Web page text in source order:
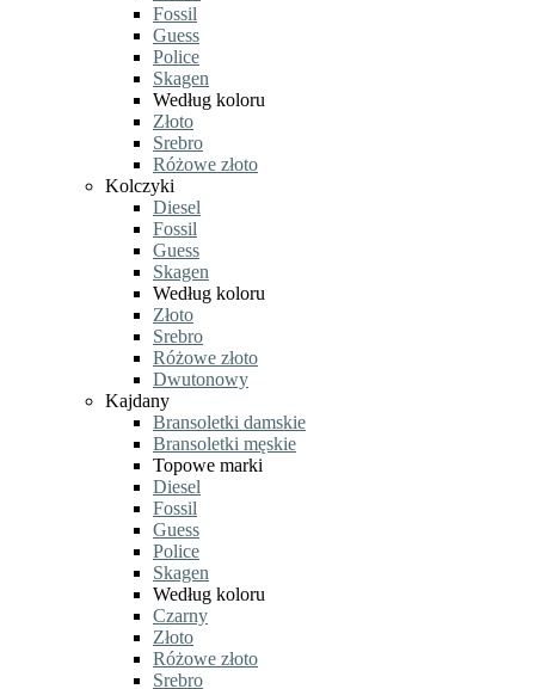
Fossil
Guess
Police
Skagen
Według koloru
Złoto
Srebro
Różowe złoto
Kolczyki
Diesel
Fossil
Guess
Skagen
Według koloru
Złoto
Srebro
Różowe złoto
Dwutonowy
Kajdany
Bransoletki damskie
Bransoletki męskie
Topowe marki
Diesel
Fossil
Guess
Police
Skagen
Według koloru
Czarny
Złoto
Różowe złoto
Srebro